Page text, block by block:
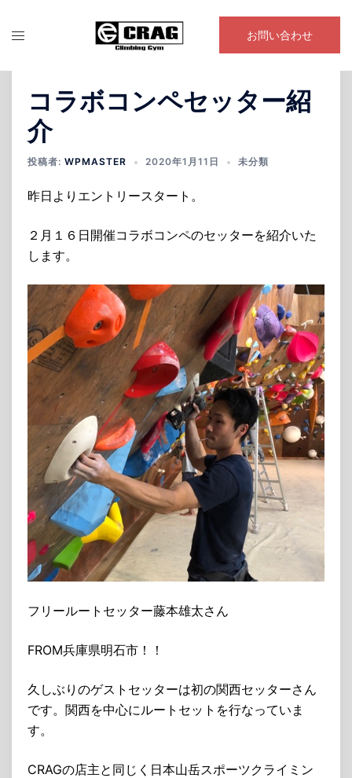
ン
お問い合わせ
コラボコンペセッター紹
介
投稿者: WPMASTER 2020年1月11日 未分類
昨日よりエントリースタート。
２月１６日開催コラボコンペのセッターを紹介いた
します。
フリールートセッター藤本雄太さん
FROM兵庫県明石市！！
久しぶりのゲストセッターは初の関西セッターさん
です。関西を中心にルートセットを行なっていま
す。
CRAGの店主と同じく日本山岳スポーツクライミン